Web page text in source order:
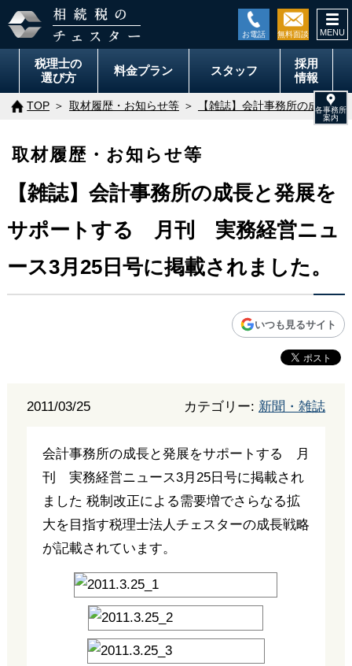
税理士の
選び方
料金プラン スタッフ
採用
情報
TOP 取材履歴・お知らせ等 【雑誌】会計事務所の成長
取材履歴・お知らせ等
【雑誌】会計事務所の成長と発展を
サポートする 月刊 実務経営ニュ
ース3月25日号に掲載されました。
いつも見るサイト
2011/03/25 カテゴリー: 新聞・雑誌
会計事務所の成長と発展をサポートする 月
刊 実務経営ニュース3月25日号に掲載され
ました 税制改正による需要増でさらなる拡
大を目指す税理士法人チェスターの成長戦略
が記載されています。